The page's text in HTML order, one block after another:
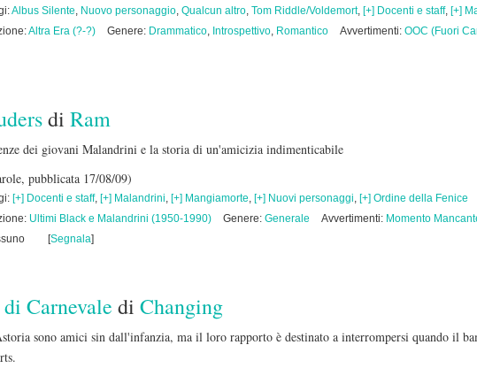
Albus Silente, Nuovo personaggio, Qualcun altro, Tom Riddle/Voldemort, [+] Docenti e staff, [+]
Altra Era (?-?) Genere: Drammatico, Introspettivo, Romantico Avvertimenti: OOC (Fuori
di Ram
dei giovani Malandrini e la storia di un'amicizia indimenticabile
pubblicata 17/08/09)
[+] Docenti e staff, [+] Malandrini, [+] Mangiamorte, [+] Nuovi personaggi, [+] Ordine della Fenice
Ultimi Black e Malandrini (1950-1990) Genere: Generale Avvertimenti: Momento
[Segnala]
Carnevale di Changing
sono amici sin dall'infanzia, ma il loro rapporto è destinato a interrompersi quando il